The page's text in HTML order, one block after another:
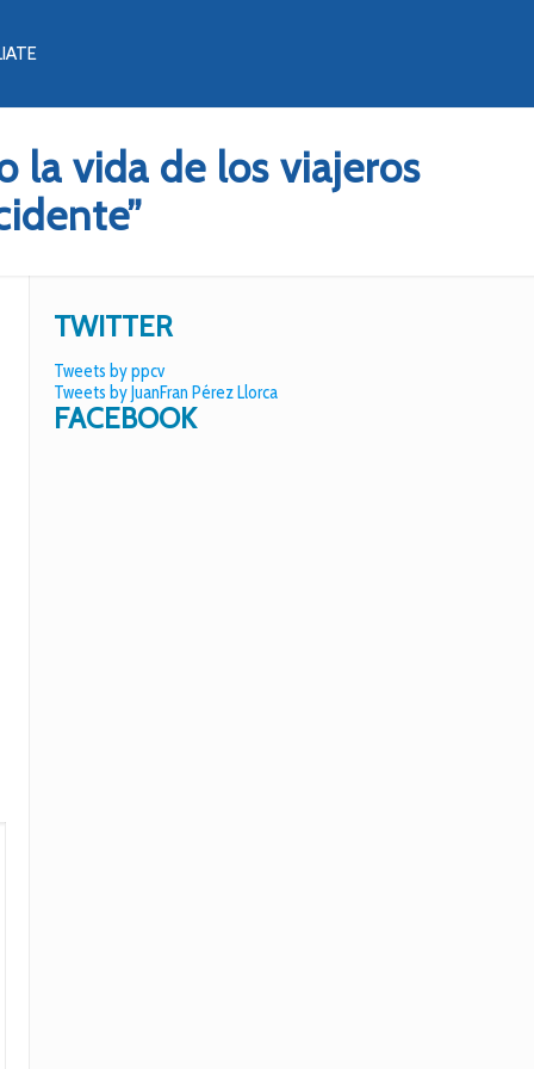
la vida de los viajeros
TWITTER
Tweets by ppcv
Tweets by JuanFran Pérez Llorca
FACEBOOK